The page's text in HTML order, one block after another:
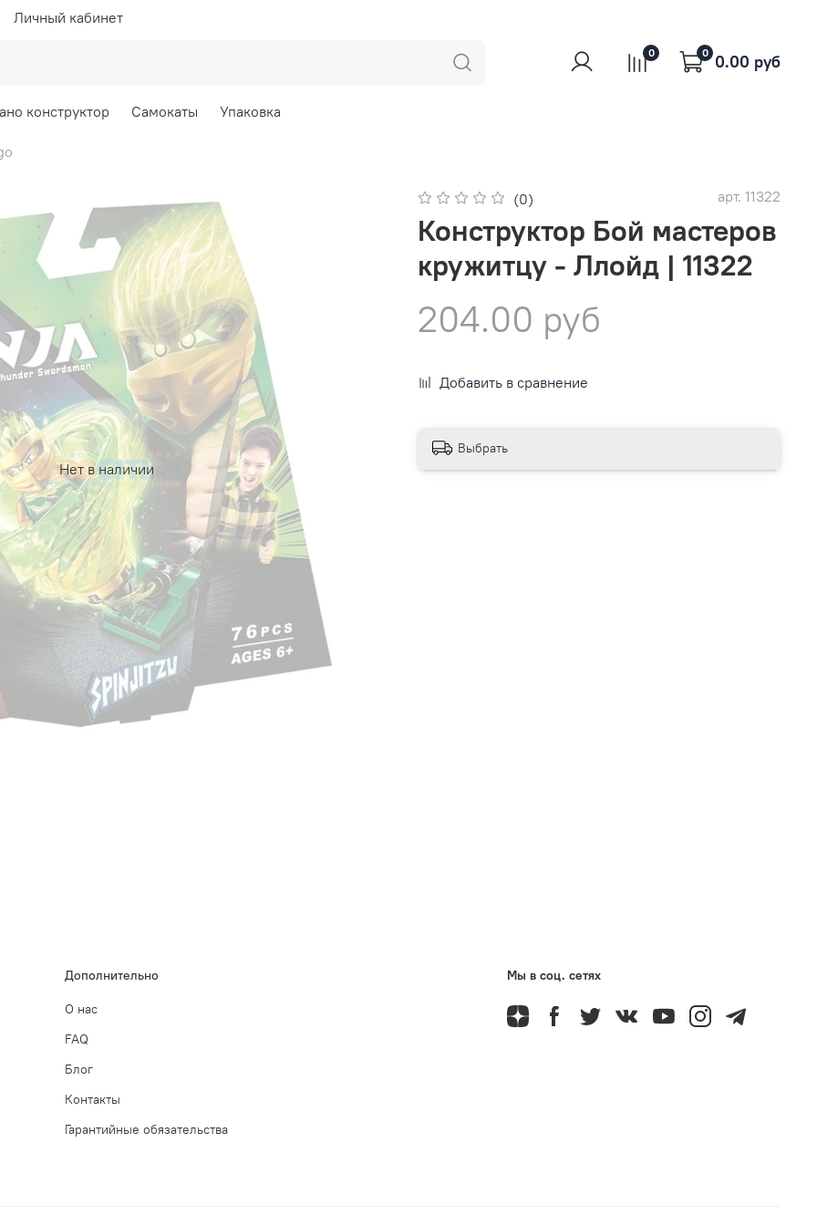
Личный кабинет
0 0 0.00 руб
конструктор Самокаты Упаковка
Нет в наличии
(0) арт. 11322
Конструктор Бой мастеров
кружитцу - Ллойд | 11322
204.00 руб
Добавить в сравнение
Выбрать
Дополнительно
О нас
FAQ
Блог
Контакты
Гарантийные обязательства
Мы в соц. сетях